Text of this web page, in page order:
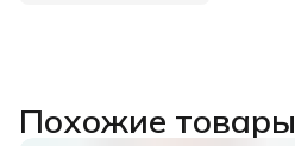
Похожие товары